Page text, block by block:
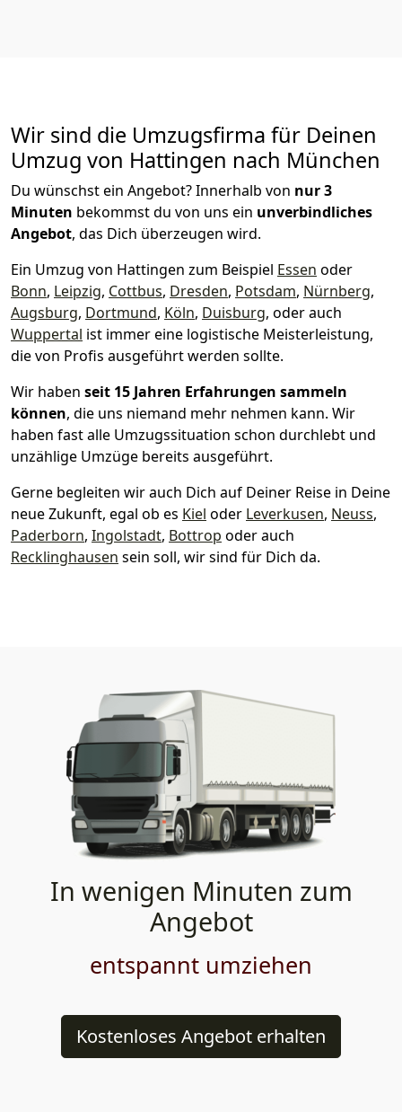
Wir sind die Umzugsfirma für Deinen
Umzug von Hattingen nach München
Du wünschst ein Angebot? Innerhalb von nur 3
Minuten bekommst du von uns ein unverbindliches
Angebot, das Dich überzeugen wird.
Ein Umzug von Hattingen zum Beispiel Essen oder
Bonn, Leipzig, Cottbus, Dresden, Potsdam, Nürnberg,
Augsburg, Dortmund, Köln, Duisburg, oder auch
Wuppertal ist immer eine logistische Meisterleistung,
die von Profis ausgeführt werden sollte.
Wir haben seit 15 Jahren Erfahrungen sammeln
können, die uns niemand mehr nehmen kann. Wir
haben fast alle Umzugssituation schon durchlebt und
unzählige Umzüge bereits ausgeführt.
Gerne begleiten wir auch Dich auf Deiner Reise in Deine
neue Zukunft, egal ob es Kiel oder Leverkusen, Neuss,
Paderborn, Ingolstadt, Bottrop oder auch
Recklinghausen sein soll, wir sind für Dich da.
In wenigen Minuten zum
Angebot
entspannt umziehen
Kostenloses Angebot erhalten